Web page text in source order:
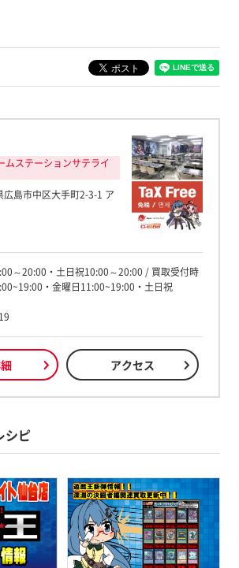
ムステーションサテライ
島市中区大手町2-3-1 ア
～20:00・土日祝10:00～20:00 / 買取受付時
・金曜日11:00~19:00・土日祝
アクセス
シピ